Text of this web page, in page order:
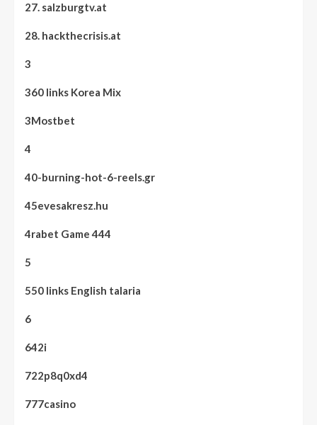
27. salzburgtv.at
28. hackthecrisis.at
3
360 links Korea Mix
3Mostbet
4
40-burning-hot-6-reels.gr
45evesakresz.hu
4rabet Game 444
5
550 links English talaria
6
642i
722p8q0xd4
777casino